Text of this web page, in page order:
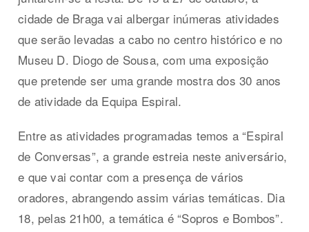
cidade de Braga vai albergar inúmeras atividades
que serão levadas a cabo no centro histórico e no
Museu D. Diogo de Sousa, com uma exposição
que pretende ser uma grande mostra dos 30 anos
de atividade da Equipa Espiral.
Entre as atividades programadas temos a “Espiral
de Conversas”, a grande estreia neste aniversário,
e que vai contar com a presença de vários
oradores, abrangendo assim várias temáticas. Dia
18, pelas 21h00, a temática é “Sopros e Bombos”.